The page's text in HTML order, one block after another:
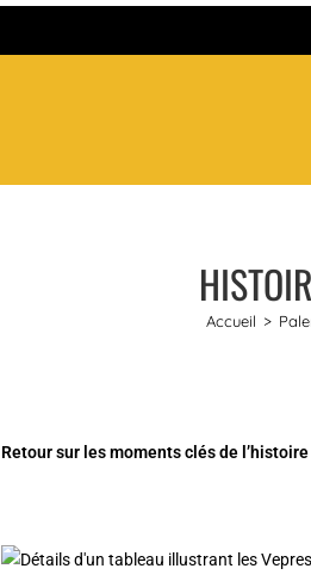
Accueil >
Retour sur les moments clés de